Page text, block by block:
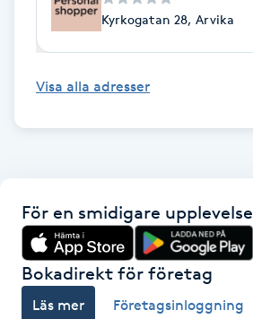
Fransfärgning
Fransförlängning
Fransförlängning Megavolym
Fransk manikyr
Fransrengöring
Kyrkogatan 28, Arvika
Visa alla adresser
För en smidigare upplevelse
Bokadirekt för företag
Läs mer Företagsinloggning